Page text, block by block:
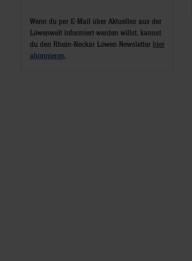
Wenn du per E-Mail über Aktuelles aus der
Löwenwelt informiert werden willst, kannst
du den Rhein-Neckar Löwen Newsletter hier
abonnieren.